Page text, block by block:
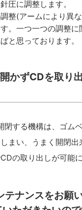
圧に調整します。
整(アームにより異
。一つ一つの調整
と思っております。
かずCDを取り
する機構は、ゴム
まい、うまく開閉
の取り出しが可能に
テナンスをお願